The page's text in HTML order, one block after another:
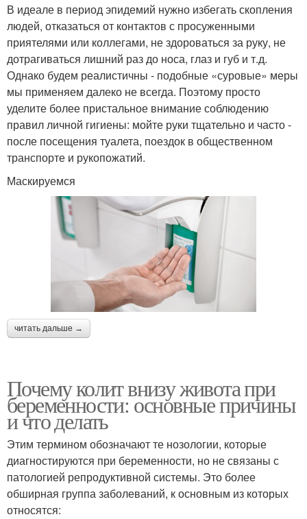
В идеале в период эпидемий нужно избегать скопления
людей, отказаться от контактов с просуженными
приятелями или коллегами, не здороваться за руку, не
дотрагиваться лишний раз до носа, глаз и губ и т.д.
Однако будем реалистичны - подобные «суровые» меры
мы применяем далеко не всегда. Поэтому просто
уделите более пристальное внимание соблюдению
правил личной гигиены: мойте руки тщательно и часто -
после посещения туалета, поездок в общественном
транспорте и рукопожатий.
Маскируемся
читать дальше →
Почему колит внизу живота при
беременности: основные причины
и что делать
Этим термином обозначают те нозологии, которые
диагностируются при беременности, но не связаны с
патологией репродуктивной системы. Это более
обширная группа заболеваний, к основным из которых
относятся: